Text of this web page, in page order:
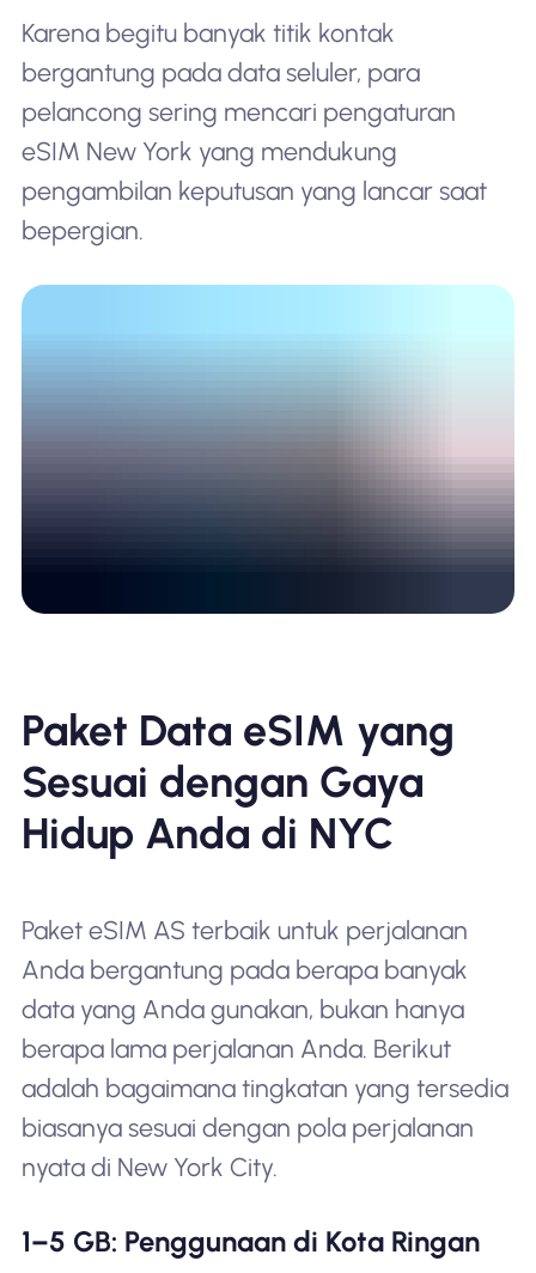
Karena begitu banyak titik kontak
bergantung pada data seluler, para
pelancong sering mencari pengaturan
eSIM New York yang mendukung
pengambilan keputusan yang lancar saat
bepergian.
Paket Data eSIM yang
Sesuai dengan Gaya
Hidup Anda di NYC
Paket eSIM AS terbaik untuk perjalanan
Anda bergantung pada berapa banyak
data yang Anda gunakan, bukan hanya
berapa lama perjalanan Anda. Berikut
adalah bagaimana tingkatan yang tersedia
biasanya sesuai dengan pola perjalanan
nyata di New York City.
1–5 GB: Penggunaan di Kota Ringan